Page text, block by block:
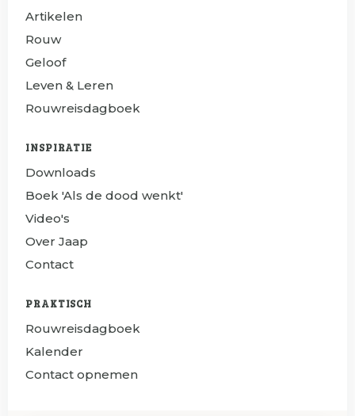
Artikelen
Rouw
Geloof
Leven & Leren
Rouwreisdagboek
INSPIRATIE
Downloads
Boek 'Als de dood wenkt'
Video's
Over Jaap
Contact
PRAKTISCH
Rouwreisdagboek
Kalender
Contact opnemen